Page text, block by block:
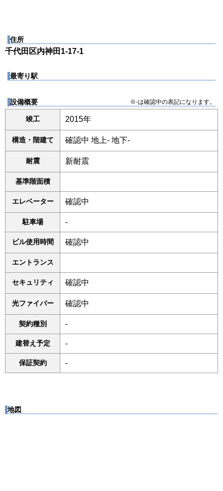
住所
千代田区内神田1-17-1
最寄り駅
設備概要 ※-は確認中の表記になります。
竣工 2015年
構造・階建て 確認中 地上- 地下-
耐震 新耐震
基準階面積
エレベーター 確認中
駐車場 -
ビル使用時間 確認中
エントランス
セキュリティ 確認中
光ファイバー 確認中
契約種別 -
建替え予定 -
保証契約 -
地図